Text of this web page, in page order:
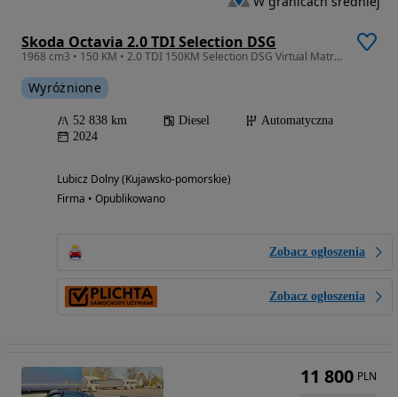
Skoda Octavia 2.0 TDI Selection DSG
1968 cm3 • 150 KM • 2.0 TDI 150KM Selection DSG Virtual Matrix ACC SalonPL ASO FV23%
Wyróżnione
52 838 km Diesel
Automatyczna
2024
Lubicz Dolny (Kujawsko-pomorskie)
Firma • Opublikowano
Zobacz ogłoszenia
Zobacz ogłoszenia
11 800 PLN